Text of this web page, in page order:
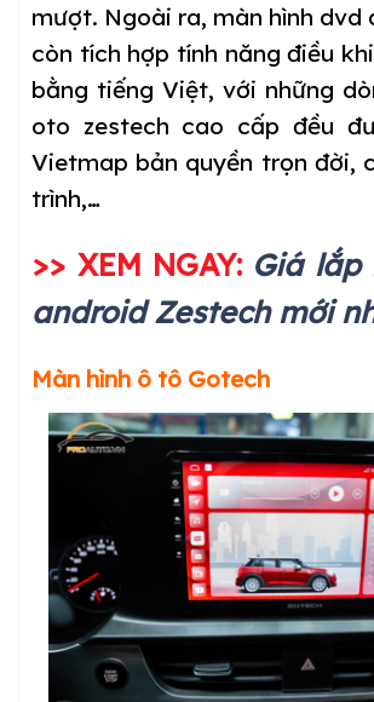
mượt. Ngoài ra, màn hình dvd
còn tích hợp tính năng điều
bằng tiếng Việt, với những
oto zestech cao cấp đều
Vietmap bản quyền trọn đời,
trình,…
>> XEM NGAY: Giá lắp
android Zestech mới
Màn hình ô tô Gotech